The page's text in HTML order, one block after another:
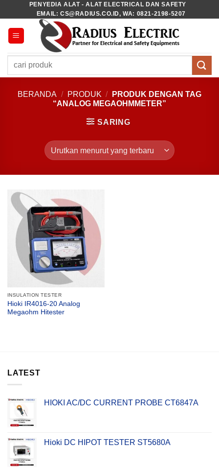
to
content
PENYEDIA ALAT - ALAT ELECTRICAL DAN SAFETY
EMAIL: CS@RADIUS.CO.ID, WA: 0821-2198-5207
Pencarian
BERANDA / PRODUK /
PRODUK DENGAN TAG
“ANALOG MEGAOHMMETER”
SARING
INSULATION TESTER
Hioki IR4016-20 Analog
Megaohm Hitester
LATEST
HIOKI AC/DC CURRENT PROBE CT6847A
Hioki DC HIPOT TESTER ST5680A